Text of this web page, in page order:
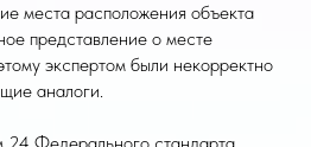
места расположения объекта
представление о месте
экспертом были некорректно
аналоги.